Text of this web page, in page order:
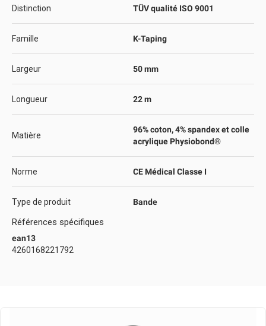
Distinction TÜV qualité ISO 9001
Famille K-Taping
Largeur 50 mm
Longueur 22 m
Matière
96% coton, 4% spandex et colle
acrylique Physiobond®
Norme CE Médical Classe I
Type de produit Bande
Références spécifiques
ean13
4260168221792